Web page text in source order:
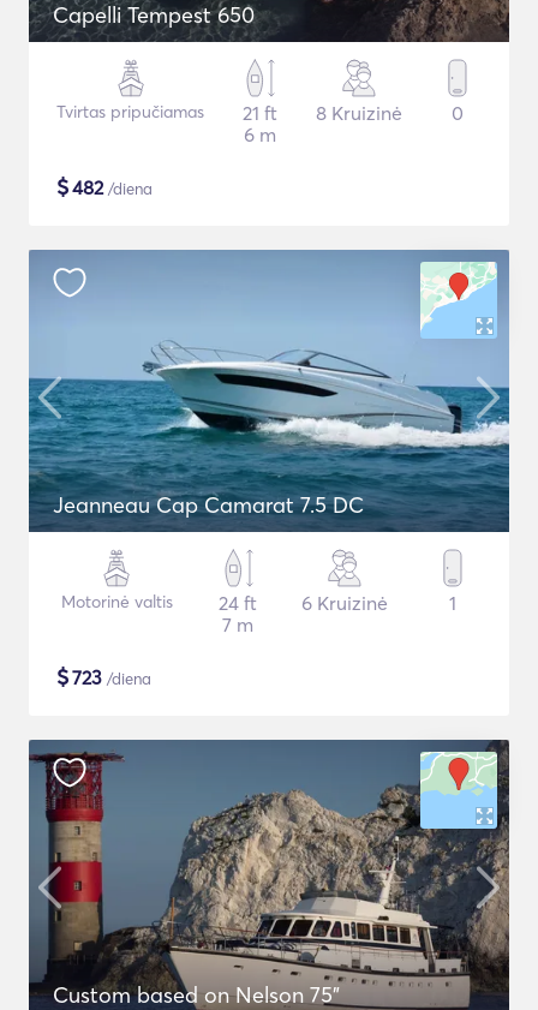
Capelli Tempest 650
Tvirtas pripučiamas
21 ft
6 m
8 Kruizinė 0
$482/diena
Jeanneau Cap Camarat 7.5 DC
Motorinė valtis
24 ft
7 m
6 Kruizinė 1
$723 /diena
Custom based on Nelson 75"